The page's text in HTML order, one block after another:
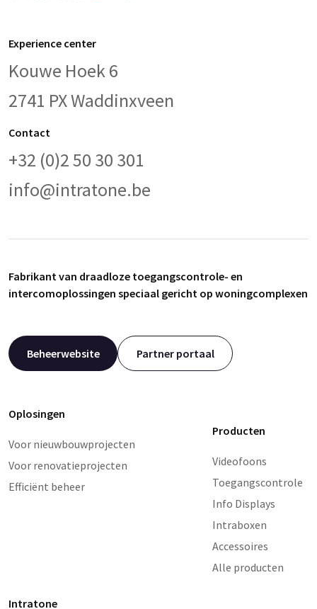
Experience center
Kouwe Hoek 6
2741 PX Waddinxveen
Contact
+32 (0)2 50 30 301
info@intratone.be
Fabrikant van draadloze toegangscontrole- en
intercomoplossingen speciaal gericht op woningcomplexen
Beheerwebsite Partner portaal
Oplosingen
Voor nieuwbouwprojecten
Voor renovatieprojecten
Efficiënt beheer
Producten
Videofoons
Toegangscontrole
Info Displays
Intraboxen
Accessoires
Alle producten
Intratone